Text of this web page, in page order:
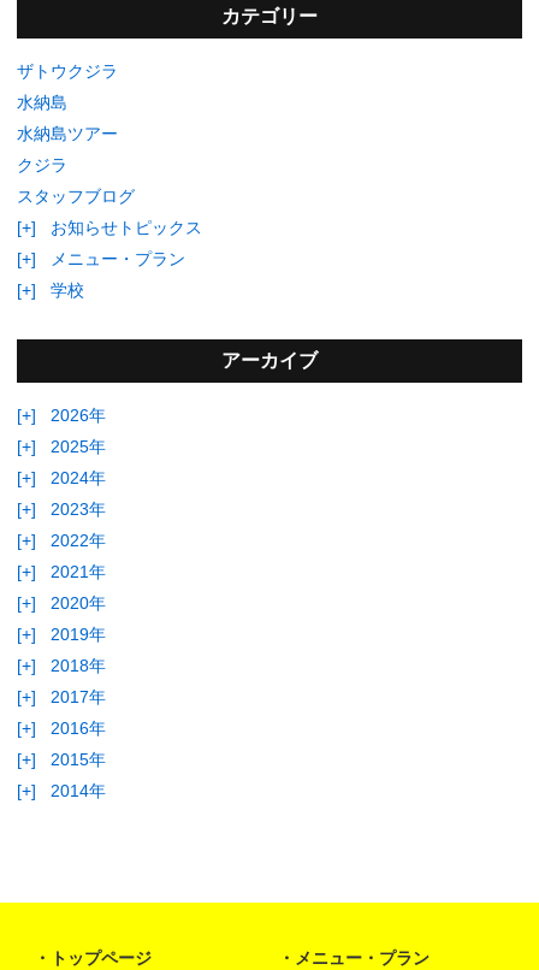
カテゴリー
ザトウクジラ
水納島
水納島ツアー
クジラ
スタッフブログ
[+]
お知らせトピックス
[+]
メニュー・プラン
[+]
学校
アーカイブ
[+]
2026年
[+]
2025年
[+]
2024年
[+]
2023年
[+]
2022年
[+]
2021年
[+]
2020年
[+]
2019年
[+]
2018年
[+]
2017年
[+]
2016年
[+]
2015年
[+]
2014年
トップページ メニュー・プラン